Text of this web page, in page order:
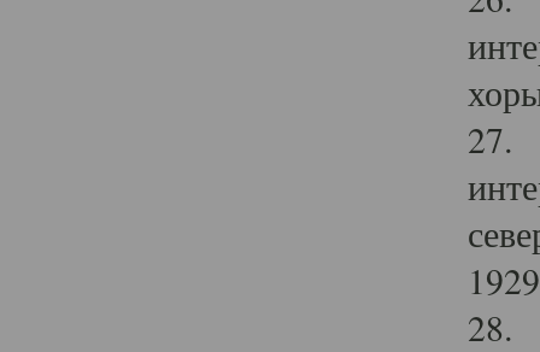
27.
28.